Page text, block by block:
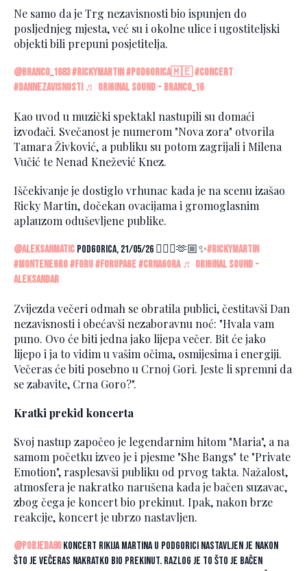
Ne samo da je Trg nezavisnosti bio ispunjen do
posljednjeg mjesta, već su i okolne ulice i ugostiteljski
objekti bili prepuni posjetitelja.
@branco_1683#rickymartin#podgorica🇲🇪#concert
#dannezavisnosti ♬ original sound - Branco_16
Kao uvod u muzički spektakl nastupili su domaći
izvođači. Svečanost je numerom "Nova zora" otvorila
Tamara Živković, a publiku su potom zagrijali i Milena
Vučić te Nenad Knežević Knez.
Iščekivanje je dostiglo vrhunac kada je na scenu izašao
Ricky Martin, dočekan ovacijama i gromoglasnim
aplauzom oduševljene publike.
@aleksanmatic Podgorica, 21/05/26 🧜🏼‍♂️🫶🏼✨#rickymartin
#montenegro#foru#forupage#crnagora ♬ original sound -
Aleksandar
Zvijezda večeri odmah se obratila publici, čestitavši Dan
nezavisnosti i obećavši nezaboravnu noć: "Hvala vam
puno. Ovo će biti jedna jako lijepa večer. Bit će jako
lijepo i ja to vidim u vašim očima, osmijesima i energiji.
Večeras će biti posebno u Crnoj Gori. Jeste li spremni da
se zabavite, Crna Goro?".
Kratki prekid koncerta
Svoj nastup započeo je legendarnim hitom "Maria", a na
samom početku izveo je i pjesme "She Bangs" te "Private
Emotion", rasplesavši publiku od prvog takta. Nažalost,
atmosfera je nakratko narušena kada je bačen suzavac,
zbog čega je koncert bio prekinut. Ipak, nakon brze
reakcije, koncert je ubrzo nastavljen.
@pobjeda80Koncert Rikija Martina u Podgorici nastavljen je nakon
što je večeras nakratko bio prekinut. Razlog je to što je bačen